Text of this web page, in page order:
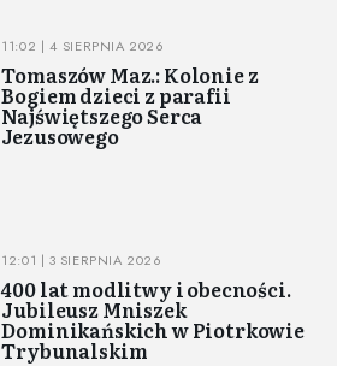
11:02 | 4 SIERPNIA 2026
Tomaszów Maz.: Kolonie z
Bogiem dzieci z parafii
Najświętszego Serca
Jezusowego
12:01 | 3 SIERPNIA 2026
400 lat modlitwy i obecności.
Jubileusz Mniszek
Dominikańskich w Piotrkowie
Trybunalskim